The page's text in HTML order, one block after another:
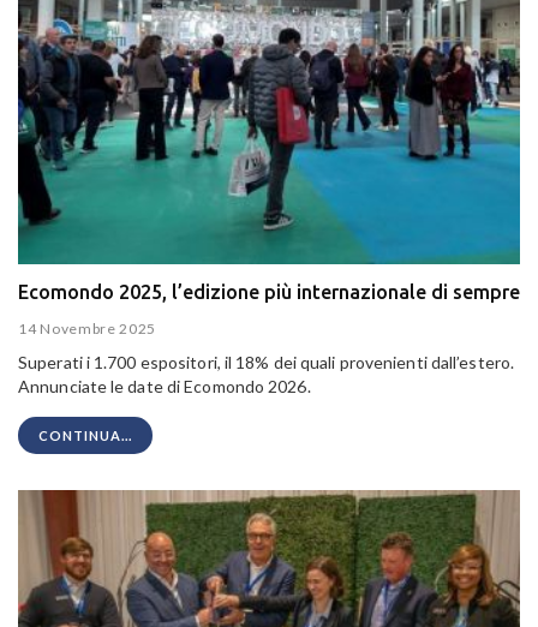
Ecomondo 2025, l’edizione più internazionale di sempre
14 Novembre 2025
Superati i 1.700 espositori, il 18% dei quali provenienti dall’estero.
Annunciate le date di Ecomondo 2026.
CONTINUA...